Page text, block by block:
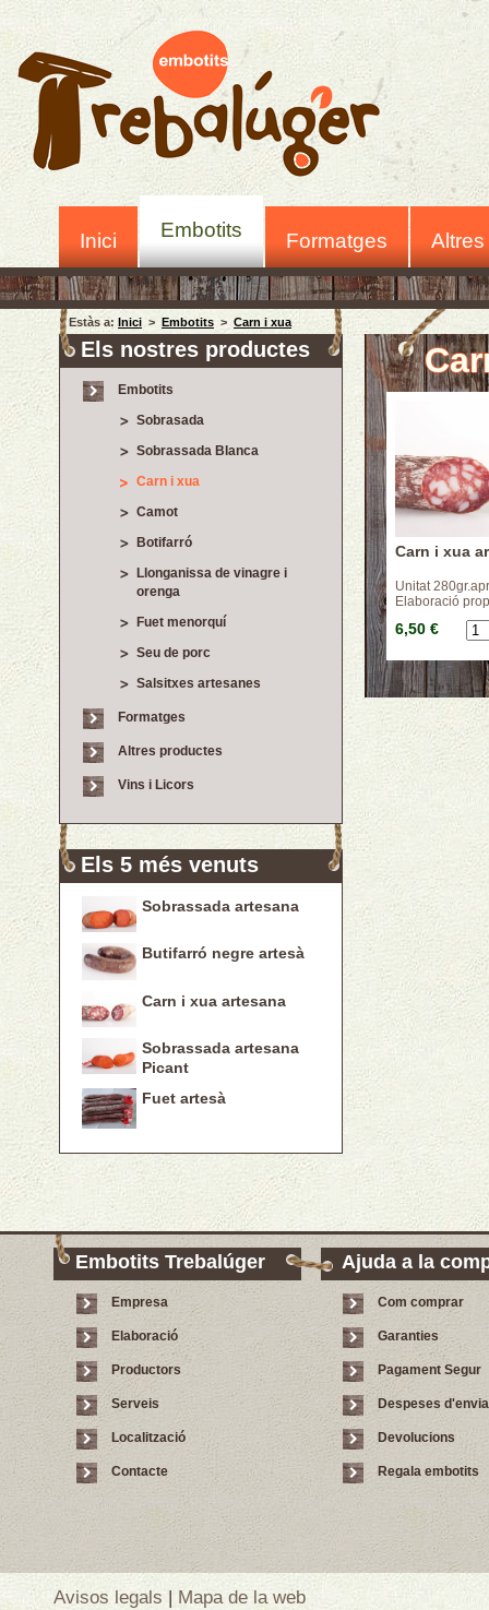
Inici Embotits Formatges
Estàs a: Inici > Embotits > Carn i xua
Els nostres productes
Embotits
Sobrasada
Sobrassada Blanca
Carn i xua
Camot
Botifarró
Llonganissa de vinagre i
orenga
Fuet menorquí
Seu de porc
Salsitxes artesanes
Formatges
Altres productes
Vins i Licors
Els 5 més venuts
Sobrassada artesana
Butifarró negre artesà
Carn i xua artesana
Sobrassada artesana
Picant
Fuet artesà
Carn i xua
Unitat
Elaboració
6,50 €
Embotits Trebalúger
Empresa
Elaboració
Productors
Serveis
Localització
Contacte
Ajuda a la
Com comprar
Garanties
Pagament Segur
Despeses
Devolucions
Regala embotits
Avisos legals | Mapa de la web